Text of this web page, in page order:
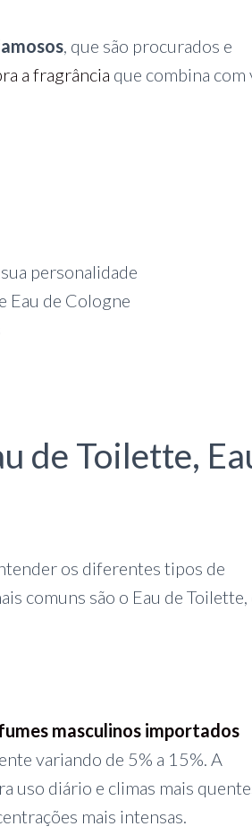
, que são procurados e
a fragrância que combina com
personalidade
Eau de Cologne
de Toilette,
os diferentes tipos de
comuns são o Eau de Toilette,
masculinos importados
variando de 5% a 15%. A
uso diário e climas mais
mais intensas.